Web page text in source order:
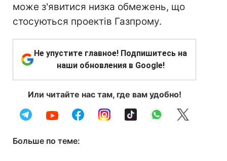
може з'явитися низка обмежень, що
стосуються проектів Газпрому.
Не упустите главное! Подпишитесь на
наши обновления в Google!
Или читайте нас там, где вам удобно!
Больше по теме: